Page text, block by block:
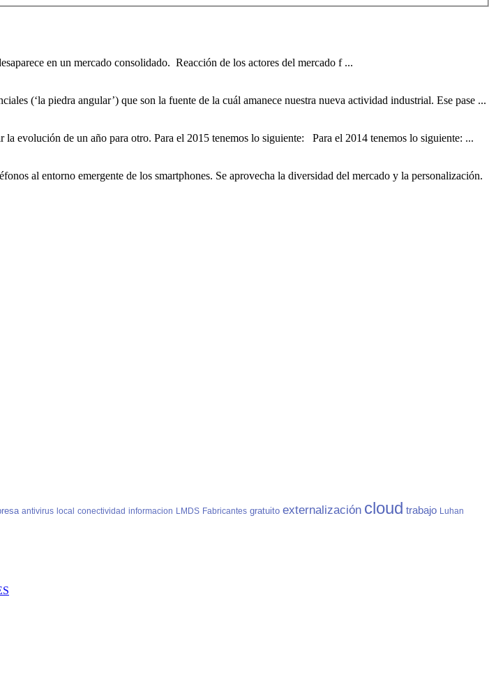
en un mercado consolidado. Reacción de los actores del mercado f ...
(‘la piedra angular’) que son la fuente de la cuál amanece nuestra nueva actividad industrial. Ese pase ...
evolución de un año para otro. Para el 2015 tenemos lo siguiente: Para el 2014 tenemos lo siguiente: ...
al entorno emergente de los smartphones. Se aprovecha la diversidad del mercado y la personalización.
antivirus local conectividad informacion LMDS Fabricantes gratuito externalización cloud trabajo Luhan